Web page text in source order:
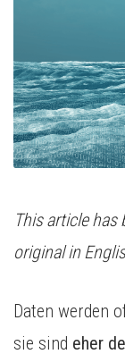
TV-Attribution
This article has
original in
Daten werden
sie sind eher